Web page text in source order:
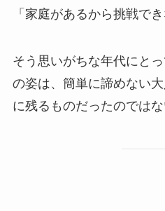
「家庭があるから挑戦でき
そう思いがちな年代にと
の姿は、簡単に諦めない
に残るものだったのではな